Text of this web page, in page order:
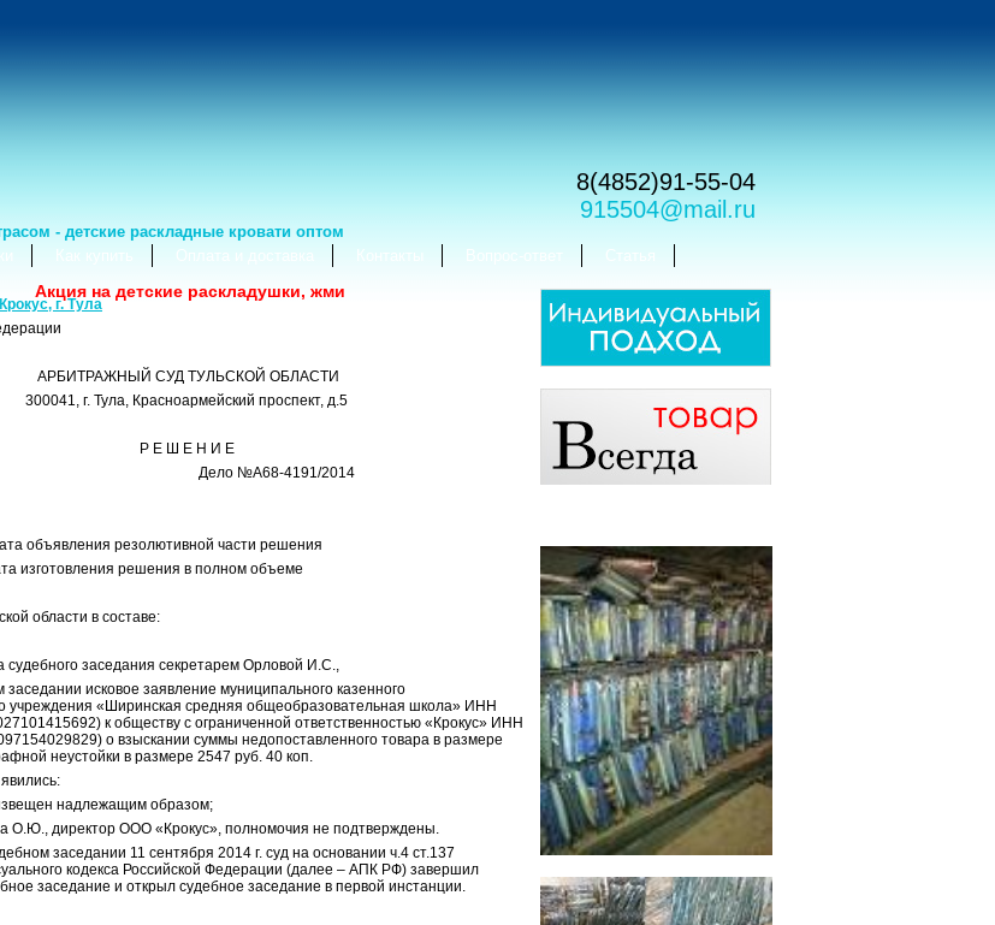
Как купить Оплата и доставка Контакты Вопрос-ответ Статья
Акция на детские раскладушки, жми
- детские раскладные кровати оптом
8(4852)91-55-04
915504@mail.ru
г. Тула
АРБИТРАЖНЫЙ СУД ТУЛЬСКОЙ ОБЛАСТИ
300041, г. Тула, Красноармейский проспект, д.5
Р Е Ш Е Н И Е
№А68-4191/2014
объявления резолютивной части решения
изготовления решения в полном объеме
области в составе:
судебного заседания секретарем Орловой И.С.,
исковое заявление муниципального казенного
учреждения «Ширинская средняя общеобразовательная школа» ИНН
) к обществу с ограниченной ответственностью «Крокус» ИНН
) о взыскании суммы недопоставленного товара в размере
неустойки в размере 2547 руб. 40 коп.
надлежащим образом;
О.Ю., директор ООО «Крокус», полномочия не подтверждены.
заседании 11 сентября 2014 г. суд на основании ч.4 ст.137
кодекса Российской Федерации (далее – АПК РФ) завершил
заседание и открыл судебное заседание в первой инстанции.